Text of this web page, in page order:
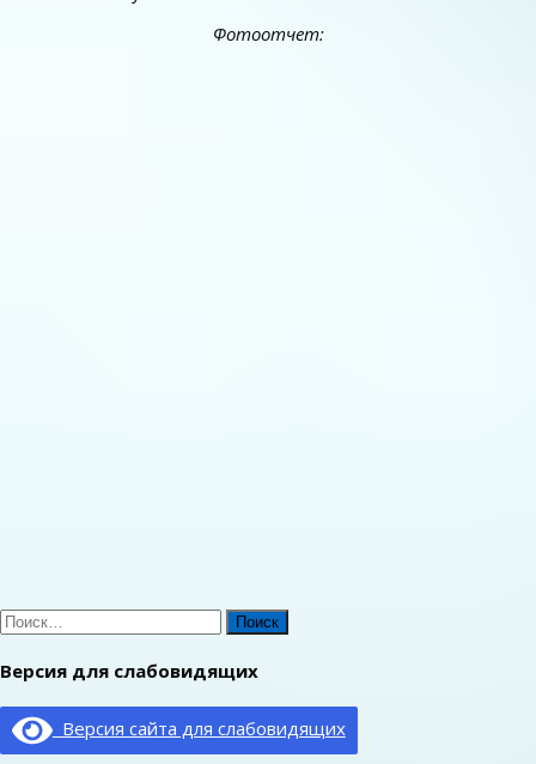
Фотоотчет:
Найти:
Версия для слабовидящих
Версия сайта для слабовидящих